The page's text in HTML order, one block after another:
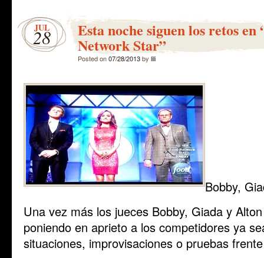
JUL
28 Esta noche siguen los retos en
Network Star”
Posted on07/28/2013by lili
Bobby,
Una vez más los jueces Bobby, Giada y
poniendo en aprieto a los competidores ya
situaciones, improvisaciones o pruebas